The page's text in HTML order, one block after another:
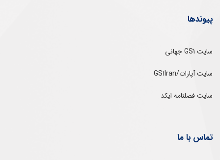
پیوندها
سایت GS1 جهانی
سایت آپارات/GS1Iran
سایت فصلنامه ایکد
تماس با ما